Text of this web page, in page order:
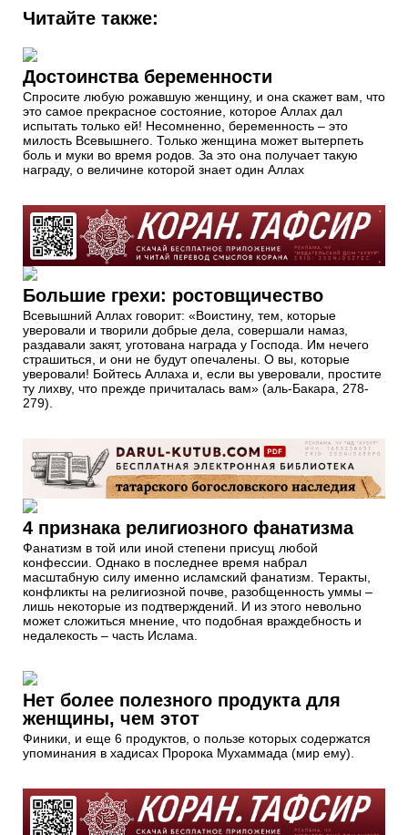
Читайте также:
Достоинства беременности
Спросите любую рожавшую женщину, и она скажет вам, что
это самое прекрасное состояние, которое Аллах дал
испытать только ей! Несомненно, беременность – это
милость Всевышнего. Только женщина может вытерпеть
боль и муки во время родов. За это она получает такую
награду, о величине которой знает один Аллах
Большие грехи: ростовщичество
Всевышний Аллах говорит: «Воистину, тем, которые
уверовали и творили добрые дела, совершали намаз,
раздавали закят, уготована награда у Господа. Им нечего
страшиться, и они не будут опечалены. О вы, которые
уверовали! Бойтесь Аллаха и, если вы уверовали, простите
ту лихву, что прежде причиталась вам» (аль-Бакара, 278-
279).
4 признака религиозного фанатизма
Фанатизм в той или иной степени присущ любой
конфессии. Однако в последнее время набрал
масштабную силу именно исламский фанатизм. Теракты,
конфликты на религиозной почве, разобщенность уммы –
лишь некоторые из подтверждений. И из этого невольно
может сложиться мнение, что подобная враждебность и
недалекость – часть Ислама.
Нет более полезного продукта для
женщины, чем этот
Финики, и еще 6 продуктов, о пользе которых содержатся
упоминания в хадисах Пророка Мухаммада (мир ему).